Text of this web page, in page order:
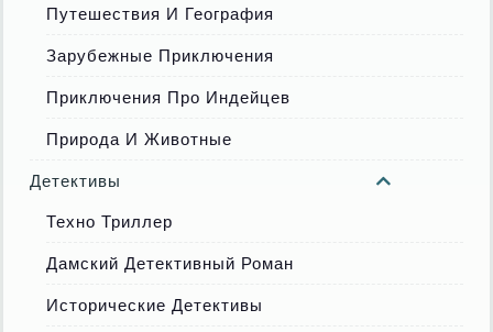
Путешествия И География
Зарубежные Приключения
Приключения Про Индейцев
Природа И Животные
Детективы
Техно Триллер
Дамский Детективный Роман
Исторические Детективы